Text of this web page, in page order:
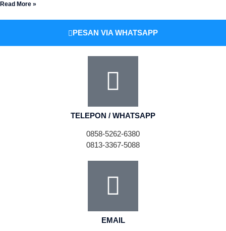
Read More »
PESAN VIA WHATSAPP
TELEPON / WHATSAPP
0858-5262-6380
0813-3367-5088
EMAIL